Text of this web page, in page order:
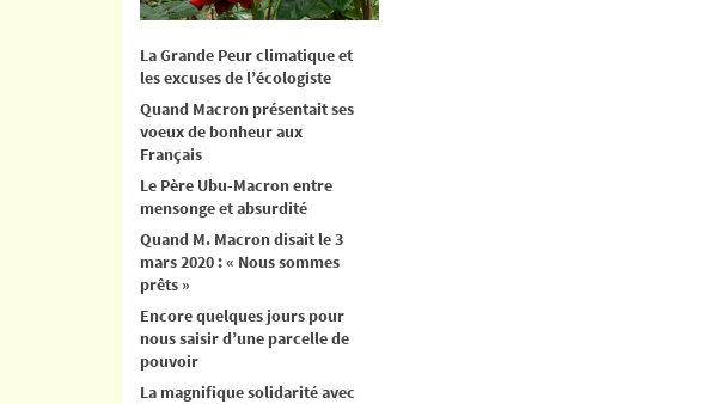
La Grande Peur climatique et
les excuses de l’écologiste
Quand Macron présentait ses
voeux de bonheur aux
Français
Le Père Ubu-Macron entre
mensonge et absurdité
Quand M. Macron disait le 3
mars 2020 : « Nous sommes
prêts »
Encore quelques jours pour
nous saisir d’une parcelle de
pouvoir
La magnifique solidarité avec